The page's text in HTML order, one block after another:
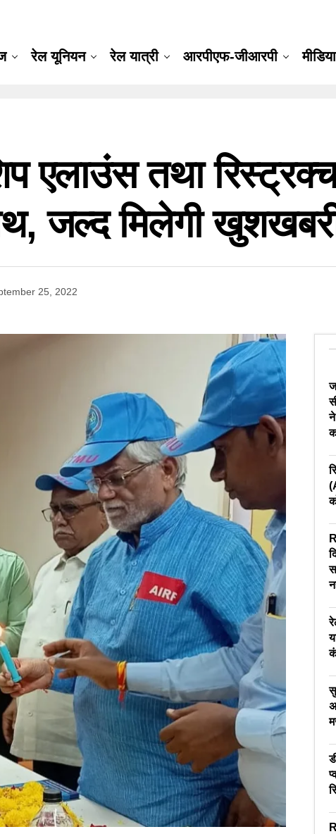
रेल यूनियन रेल यात्री आरपीएफ-जीआरपी मीडिया
एलाउंस तथा
जल्द मिलेगी
25, 2022